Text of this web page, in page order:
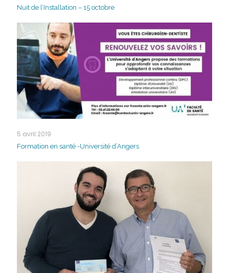
Nuit de l’Installation – 15 octobre
5 avril 2019
Formation en santé -Université d’Angers